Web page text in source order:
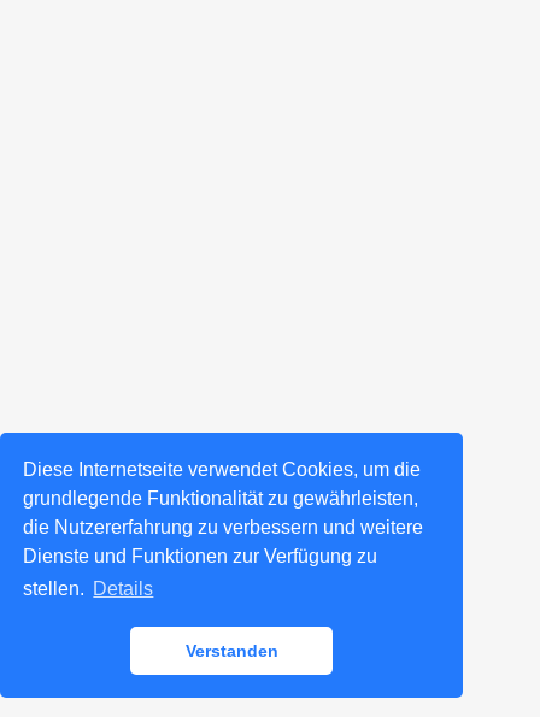
Diese Internetseite verwendet Cookies, um die
grundlegende Funktionalität zu gewährleisten,
die Nutzererfahrung zu verbessern und weitere
Dienste und Funktionen zur Verfügung zu
stellen. Details
Verstanden